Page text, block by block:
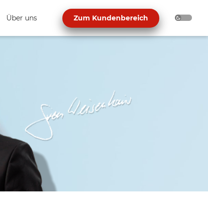
Über uns Zum Kundenbereich